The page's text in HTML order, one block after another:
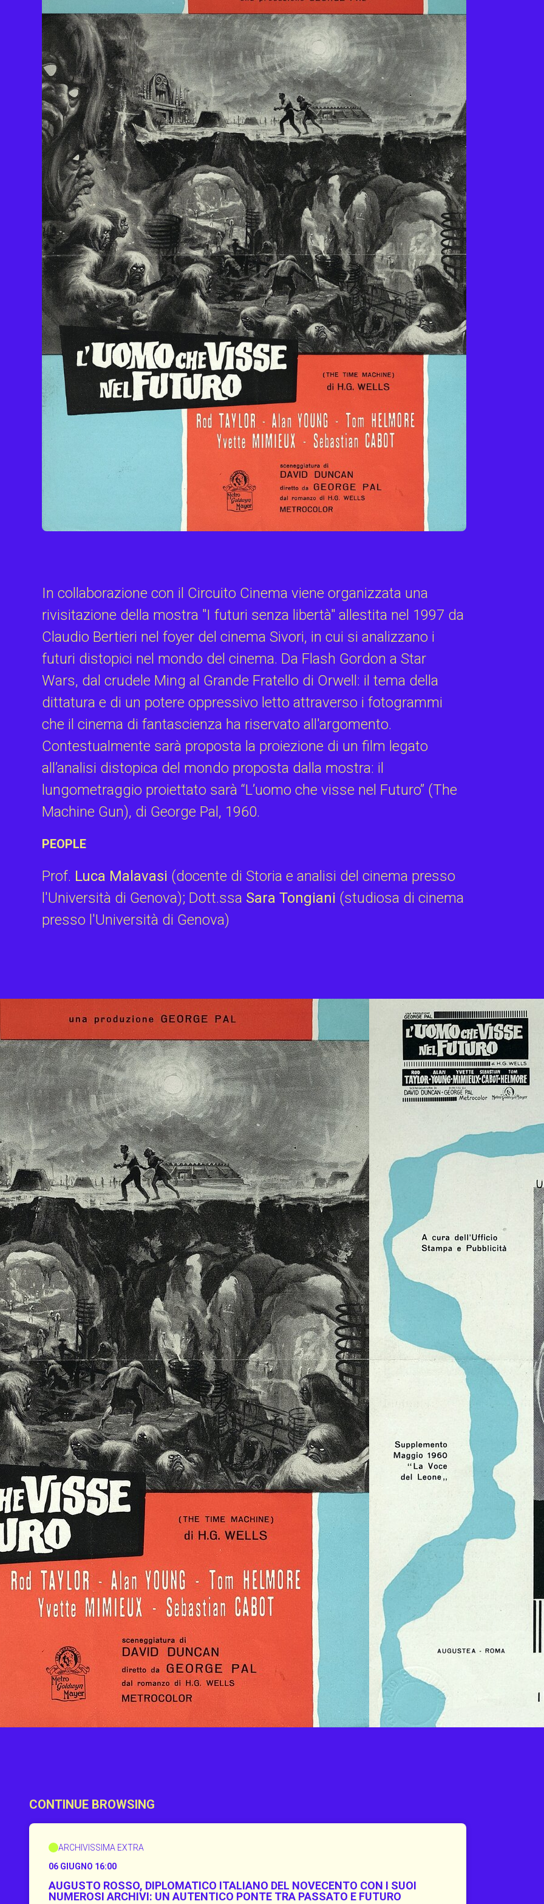
In collaborazione con il Circuito Cinema viene organizzata una
rivisitazione della mostra "I futuri senza libertà" allestita nel 1997 da
Claudio Bertieri nel foyer del cinema Sivori, in cui si analizzano i
futuri distopici nel mondo del cinema. Da Flash Gordon a Star
Wars, dal crudele Ming al Grande Fratello di Orwell: il tema della
dittatura e di un potere oppressivo letto attraverso i fotogrammi
che il cinema di fantascienza ha riservato all'argomento.
Contestualmente sarà proposta la proiezione di un film legato
all’analisi distopica del mondo proposta dalla mostra: il
lungometraggio proiettato sarà “L’uomo che visse nel Futuro” (The
Machine Gun), di George Pal, 1960.
PEOPLE
Prof. Luca Malavasi (docente di Storia e analisi del cinema presso
l'Università di Genova); Dott.ssa Sara Tongiani (studiosa di cinema
presso l'Università di Genova)
CONTINUE BROWSING
ARCHIVISSIMA EXTRA
06 GIUGNO 16:00
AUGUSTO ROSSO, DIPLOMATICO ITALIANO DEL NOVECENTO CON I SUOI
NUMEROSI ARCHIVI: UN AUTENTICO PONTE TRA PASSATO E FUTURO